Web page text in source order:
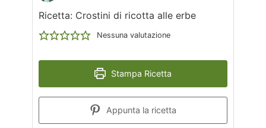
Ricetta: Crostini di ricotta alle erbe
Nessuna valutazione
Stampa Ricetta
Appunta la ricetta